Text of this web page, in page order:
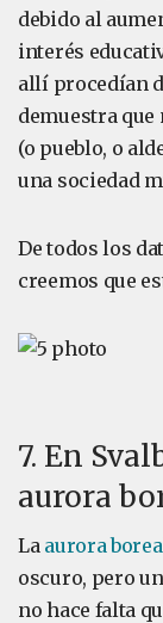
debido al
interés
allí procedían
demuestra que
(o pueblo, o
una sociedad
De todos los
creemos que
7. En
aurora
La aurora
oscuro, pero
no hace falta